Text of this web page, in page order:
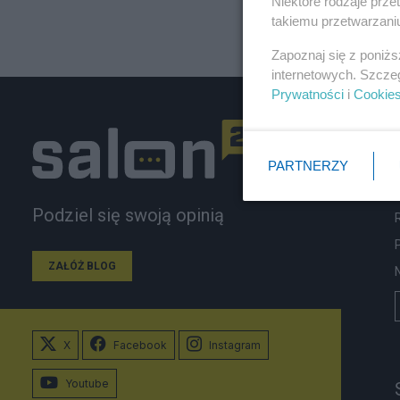
Podziel się swoją opinią
ZAŁÓŻ BLOG
X Facebook Instagram
Youtube
takiemu
Zapoznaj się z
internetowych.
Prywatności i Cookies
PARTNERZY